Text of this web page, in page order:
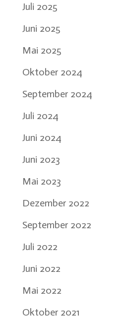
Juli 2025
Juni 2025
Mai 2025
Oktober 2024
September 2024
Juli 2024
Juni 2024
Juni 2023
Mai 2023
Dezember 2022
September 2022
Juli 2022
Juni 2022
Mai 2022
Oktober 2021